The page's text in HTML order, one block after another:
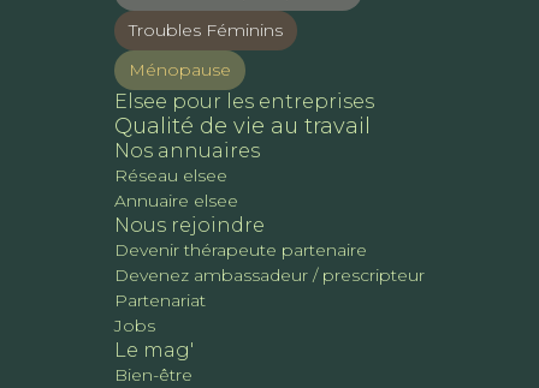
Troubles Féminins
Ménopause
Elsee pour les entreprises
Qualité de vie au travail
Nos annuaires
Réseau elsee
Annuaire elsee
Nous rejoindre
Devenir thérapeute partenaire
Devenez ambassadeur / prescripteur
Partenariat
Jobs
Le mag'
Bien-être